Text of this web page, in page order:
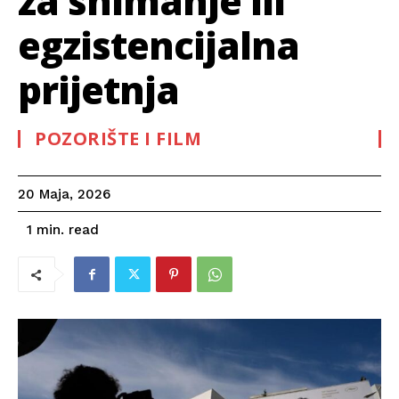
egzistencijalna
prijetnja
POZORIŠTE I FILM
20 Maja, 2026
1 min. read